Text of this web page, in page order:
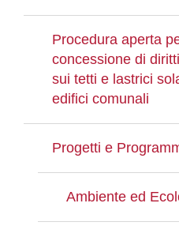
Procedura aperta
concessione di
sui tetti e lastrici
edifici comunali
Progetti e
Ambiente ed